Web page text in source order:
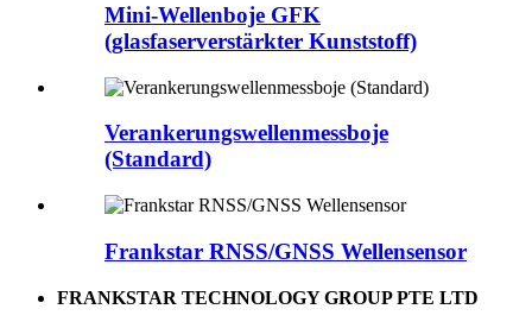
Mini-Wellenboje GFK
(glasfaserverstärkter Kunststoff)
Verankerungswellenmessboje
(Standard)
Frankstar RNSS/GNSS Wellensensor
FRANKSTAR TECHNOLOGY GROUP PTE LTD